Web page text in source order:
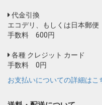
代金引換
エコデリ、もしくは日本郵便
手数料 600円
各種 クレジット カード
手数料 0円
お支払いについての詳細はこ